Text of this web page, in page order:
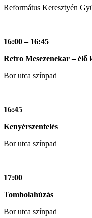
Református Keresztyén
16:00 – 16:45
Retro Mesezenekar – élő
Bor utca színpad
16:45
Kenyérszentelés
Bor utca színpad
17:00
Tombolahúzás
Bor utca színpad